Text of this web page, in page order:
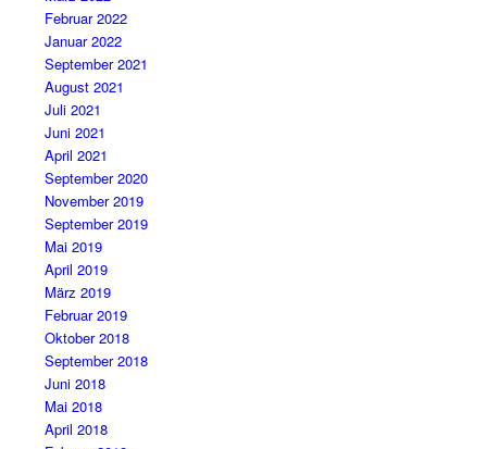
Februar 2022
Januar 2022
September 2021
August 2021
Juli 2021
Juni 2021
April 2021
September 2020
November 2019
September 2019
Mai 2019
April 2019
März 2019
Februar 2019
Oktober 2018
September 2018
Juni 2018
Mai 2018
April 2018